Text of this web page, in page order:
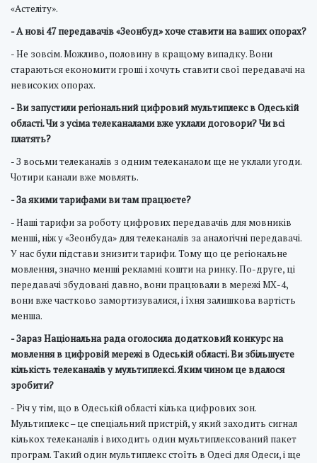
«Астеліту».
- А нові 47 передавачів «Зеонбуд» хоче ставити на ваших опорах?
- Не зовсім. Можливо, половину в кращому випадку. Вони
стараються економити гроші і хочуть ставити свої передавачі на
невисоких опорах.
- Ви запустили регіональний цифровий мультиплекс в Одеській
області. Чи з усіма телеканалами вже уклали договори? Чи всі
платять?
- З восьми телеканалів з одним телеканалом ще не уклали угоди.
Чотири канали вже мовлять.
- За якими тарифами ви там працюєте?
- Наші тарифи за роботу цифрових передавачів для мовників
менші, ніж у «Зеонбуда» для телеканалів за аналогічні передавачі.
У нас були підстави знизити тарифи. Тому що це регіональне
мовлення, значно менші рекламні кошти на ринку. По-друге, ці
передавачі збудовані давно, вони працювали в мережі МХ-4,
вони вже частково замортизувалися, і їхня залишкова вартість
менша.
- Зараз Національна рада оголосила додатковий конкурс на
мовлення в цифровій мережі в Одеській області. Ви збільшуєте
кількість телеканалів у мультиплексі. Яким чином це вдалося
зробити?
- Річ у тім, що в Одеській області кілька цифрових зон.
Мультиплекс – це спеціальний пристрій, у який заходить сигнал
кількох телеканалів і виходить один мультиплексований пакет
програм. Такий один мультиплекс стоїть в Одесі для Одеси, і ще